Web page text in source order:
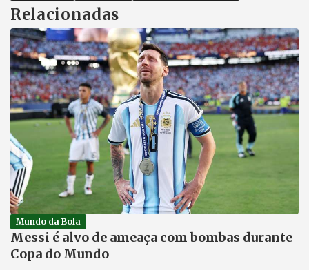
Relacionadas
Mundo da Bola
Messi é alvo de ameaça com bombas durante
Copa do Mundo